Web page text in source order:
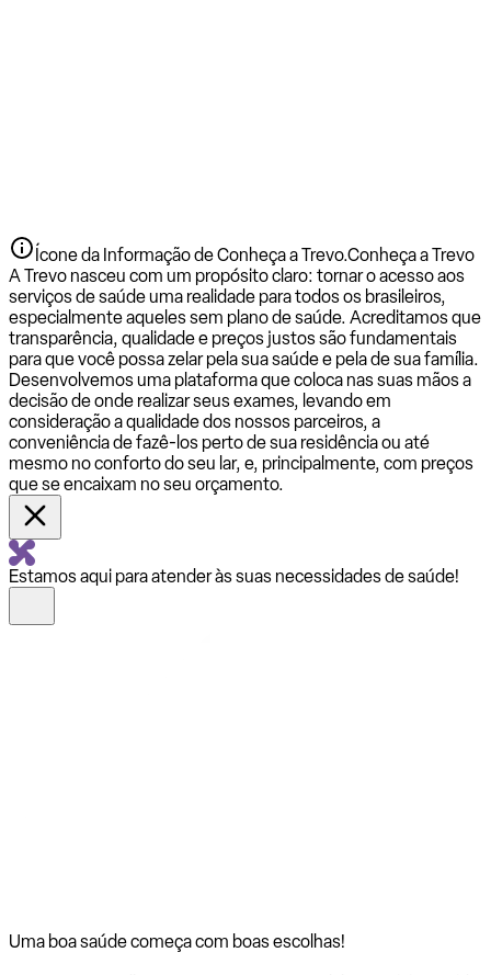
Ícone da Informação de Conheça a Trevo.Conheça a Trevo
A Trevo nasceu com um propósito claro: tornar o acesso aos
serviços de saúde uma realidade para todos os brasileiros,
especialmente aqueles sem plano de saúde. Acreditamos que
transparência, qualidade e preços justos são fundamentais
para que você possa zelar pela sua saúde e pela de sua família.
Desenvolvemos uma plataforma que coloca nas suas mãos a
decisão de onde realizar seus exames, levando em
consideração a qualidade dos nossos parceiros, a
conveniência de fazê-los perto de sua residência ou até
mesmo no conforto do seu lar, e, principalmente, com preços
que se encaixam no seu orçamento.
Estamos aqui para atender às suas necessidades de saúde!
Uma boa saúde começa com boas escolhas!